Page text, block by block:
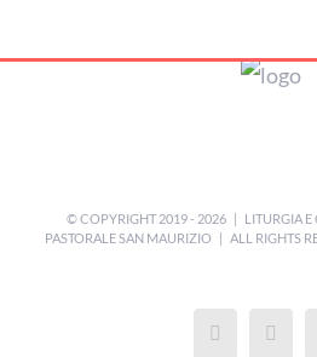
© COPYRIGHT 2019 - 2026 | LITURGIA E
PASTORALE SAN MAURIZIO | ALL RIGHTS